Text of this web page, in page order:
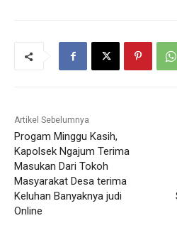
Artikel Sebelumnya
Progam Minggu Kasih,
Kapolsek Ngajum Terima
Masukan Dari Tokoh
Masyarakat Desa terima
Keluhan Banyaknya judi
Online